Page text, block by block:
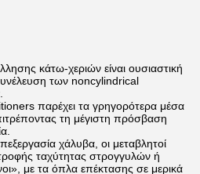
κάτω-χεριών είναι ουσιαστική
των noncylindrical
παρέχει τα γρηγορότερα μέσα
τη μέγιστη πρόσβαση
χάλυβα, οι μεταβλητοί
ταχύτητας στρογγυλών ή
με τα όπλα επέκτασης σε μερικά